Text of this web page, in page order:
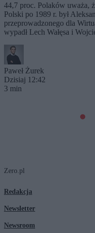
44,7 proc. Polaków uważa,
Polski po 1989 r. był
przeprowadzonego dla
wypadł Lech Wałęsa i
Paweł Żurek
Dzisiaj 12:42
3 min
Zero.pl
Redakcja
Newsletter
Newsroom